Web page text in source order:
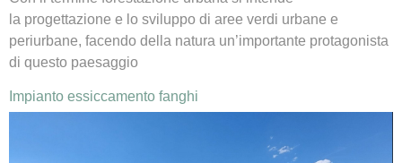
la progettazione e lo sviluppo di aree verdi urbane e
periurbane, facendo della natura un’importante protagonista
di questo paesaggio
Impianto essiccamento fanghi